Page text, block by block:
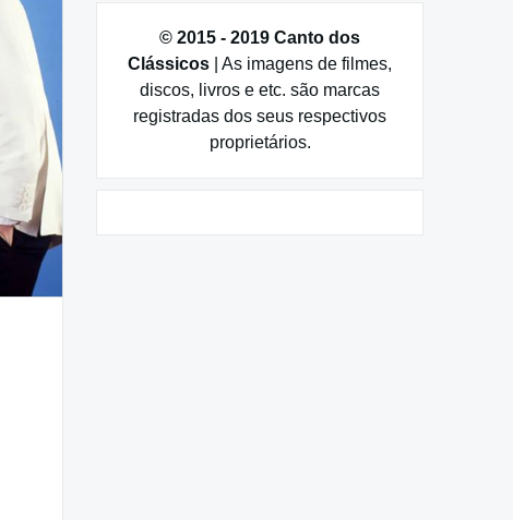
© 2015 - 2019 Canto dos
Clássicos | As imagens de filmes,
discos, livros e etc. são marcas
registradas dos seus respectivos
proprietários.